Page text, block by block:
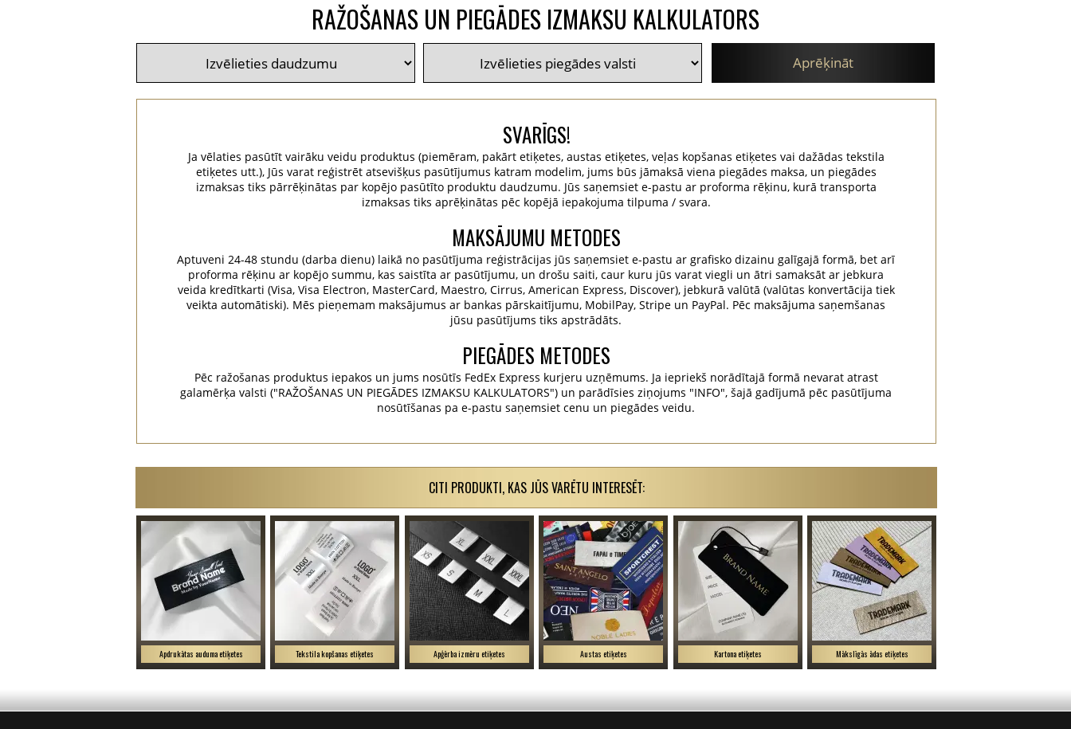
RAŽOŠANAS UN PIEGĀDES IZMAKSU KALKULATORS
Aprēķināt
SVARĪGS!
Ja vēlaties pasūtīt vairāku veidu produktus (piemēram, pakārt etiķetes, austas etiķetes, veļas kopšanas etiķetes vai dažādas tekstila
etiķetes utt.), Jūs varat reģistrēt atsevišķus pasūtījumus katram modelim, jums būs jāmaksā viena piegādes maksa, un piegādes
izmaksas tiks pārrēķinātas par kopējo pasūtīto produktu daudzumu. Jūs saņemsiet e-pastu ar proforma rēķinu, kurā transporta
izmaksas tiks aprēķinātas pēc kopējā iepakojuma tilpuma / svara.
MAKSĀJUMU METODES
Aptuveni 24-48 stundu (darba dienu) laikā no pasūtījuma reģistrācijas jūs saņemsiet e-pastu ar grafisko dizainu galīgajā formā, bet arī
proforma rēķinu ar kopējo summu, kas saistīta ar pasūtījumu, un drošu saiti, caur kuru jūs varat viegli un ātri samaksāt ar jebkura
veida kredītkarti (Visa, Visa Electron, MasterCard, Maestro, Cirrus, American Express, Discover), jebkurā valūtā (valūtas konvertācija tiek
veikta automātiski). Mēs pieņemam maksājumus ar bankas pārskaitījumu, MobilPay, Stripe un PayPal. Pēc maksājuma saņemšanas
jūsu pasūtījums tiks apstrādāts.
PIEGĀDES METODES
Pēc ražošanas produktus iepakos un jums nosūtīs FedEx Express kurjeru uzņēmums. Ja iepriekš norādītajā formā nevarat atrast
galamērķa valsti ("RAŽOŠANAS UN PIEGĀDES IZMAKSU KALKULATORS") un parādīsies ziņojums "INFO", šajā gadījumā pēc pasūtījuma
nosūtīšanas pa e-pastu saņemsiet cenu un piegādes veidu.
CITI PRODUKTI, KAS JŪS VARĒTU INTERESĒT:
Apdrukātas auduma etiķetes Tekstila kopšanas etiķetes Apģērba izmēru etiķetes Austas etiķetes Kartona etiķetes Mākslīgās ādas etiķetes